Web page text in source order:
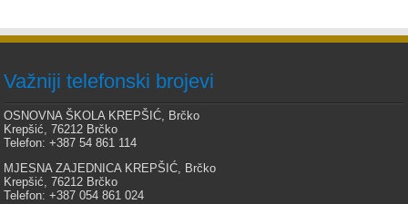
Važniji telefonski brojevi
OSNOVNA ŠKOLA KREPŠIĆ, Brčko
Krepšić, 76212 Brčko
Telefon: +387 54 861 114
MJESNA ZAJEDNICA KREPŠIĆ, Brčko
Krepšić, 76212 Brčko
Telefon: +387 054 861 024